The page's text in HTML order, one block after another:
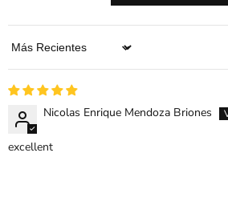
Sort by
Nicolas Enrique Mendoza Briones
excellent